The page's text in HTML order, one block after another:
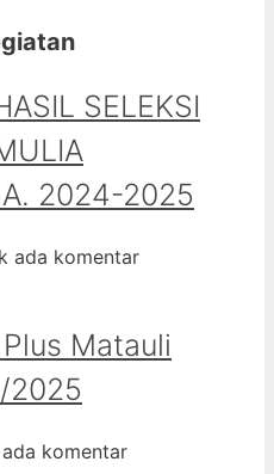
SELEKSI
2024-2025
ada komentar
Matauli
2025
komentar